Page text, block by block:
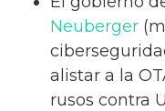
Neuberger
alistar a la
rusos contra